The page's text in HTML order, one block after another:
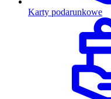
Karty podarunkowe